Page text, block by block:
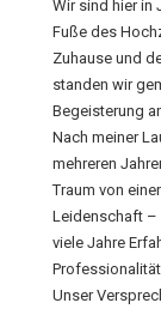
Wir sind hier in
Fuße des
Zuhause und
standen wir
Begeisterung
Nach meiner
mehreren
Traum von
Leidenschaft –
viele Jahre
Unser